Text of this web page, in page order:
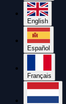
English
Español
Français